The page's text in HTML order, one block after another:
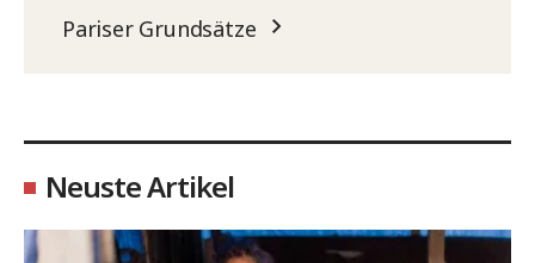
Pariser Grundsätze
Neuste Artikel